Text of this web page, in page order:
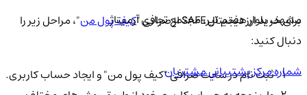
برای خرید ارز دیجیتال SAFE از صرافی "
کیف پول من"، مراحل زیر را
دنبال کنید:
ثبت نام در سایت صرافی "کیف پول من" و ایجاد حساب کاربری.
مشهد، بلوار هفتم تیر، مجتمع تجاری آرمیتاژ
شماره مرکز پشتیبانی مشتریان